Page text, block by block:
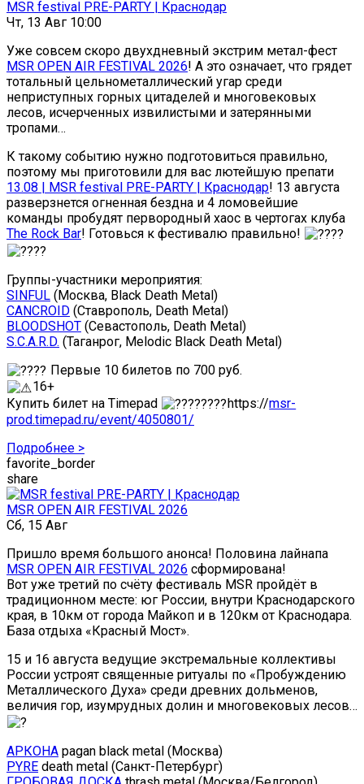
MSR festival PRE-PARTY | Краснодар
Чт, 13 Авг 10:00
Уже совсем скоро двухдневный экстрим метал-фест
MSR OPEN AIR FESTIVAL 2026! А это означает, что грядет
тотальный цельнометаллический угар среди
неприступных горных цитаделей и многовековых
лесов, исчерченных извилистыми и затерянными
тропами…
К такому событию нужно подготовиться правильно,
поэтому мы приготовили для вас лютейшую препати
13.08 | MSR festival PRE-PARTY | Краснодар! 13 августа
разверзнется огненная бездна и 4 ломовейшие
команды пробудят первородный хаос в чертогах клуба
The Rock Bar! Готовься к фестивалю правильно!
Группы-участники мероприятия:
SINFUL (Москва, Black Death Metal)
CANCROID (Ставрополь, Death Metal)
BLOODSHOT (Севастополь, Death Metal)
S.C.A.R.D. (Таганрог, Melodic Black Death Metal)
Первые 10 билетов по 700 руб.
16+
Купить билет на Timepad
https://msr-
prod.timepad.ru/event/4050801/
Подробнее >
favorite_border
share
MSR OPEN AIR FESTIVAL 2026
Сб, 15 Авг
Пришло время большого анонса! Половина лайнапа
MSR OPEN AIR FESTIVAL 2026 сформирована!
Вот уже третий по счёту фестиваль MSR пройдёт в
традиционном месте: юг России, внутри Краснодарского
края, в 10км от города Майкоп и в 120км от Краснодара.
База отдыха «Красный Мост».
15 и 16 августа ведущие экстремальные коллективы
России устроят священные ритуалы по «Пробуждению
Металлического Духа» среди древних дольменов,
величия гор, изумрудных долин и многовековых лесов…
АРКОНА pagan black metal (Москва)
PYRE death metal (Санкт-Петербург)